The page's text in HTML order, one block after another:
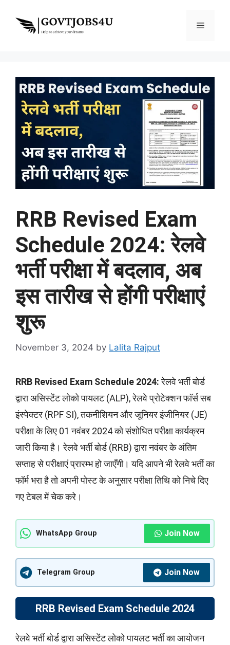
content
Menu
RRB Revised Exam
Schedule 2024: रेलवे
भर्ती परीक्षा में बदलाव, अब
इस तारीख से होंगी परीक्षाएं
शुरू
November 3, 2024 by Lalita Rajput
RRB Revised Exam Schedule 2024:रेलवे भर्ती बोर्ड
द्वारा असिस्टेंट लोको पायलट (ALP), रेलवे प्रोटेक्शन फाॅर्स सब
इंस्पेक्टर (RPF SI), तकनीशियन और जूनियर इंजीनियर (JE)
परीक्षा के लिए 01 नवंबर 2024 को संशोधित परीक्षा कार्यक्रम
जारी किया है। रेलवे भर्ती बोर्ड (RRB) द्वारा नवंबर के अंतिम
सप्ताह से परीक्षाएं प्रारम्भ हो जाएँगी। यदि आपने भी रेलवे भर्ती का
फॉर्म भरा है तो अपनी पोस्ट के अनुसार परीक्षा तिथि को निचे दिए
गए टेबल में चेक करे।
WhatsApp Group Join Now
Telegram Group Join Now
RRB Revised Exam Schedule 2024
रेलवे भर्ती बोर्ड द्वारा असिस्टेंट लोको पायलट भर्ती का आयोजन